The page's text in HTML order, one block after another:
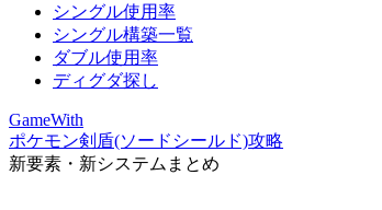
シングル使用率
シングル構築一覧
ダブル使用率
ディグダ探し
GameWith
ポケモン剣盾(ソードシールド)攻略
新要素・新システムまとめ